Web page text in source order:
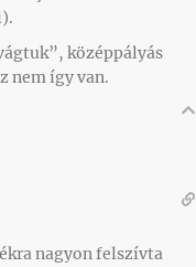
középpályás
így van.
nagyon felszívta